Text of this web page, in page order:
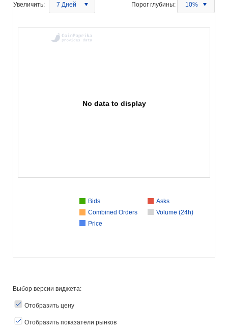
Увеличить: 7 Дней Порог глубины: 10%
No data to display
Bids
Asks
Combined Orders
Volume (24h)
Price
Выбор версии виджета:
Отобразить цену
Отобразить показатели рынков